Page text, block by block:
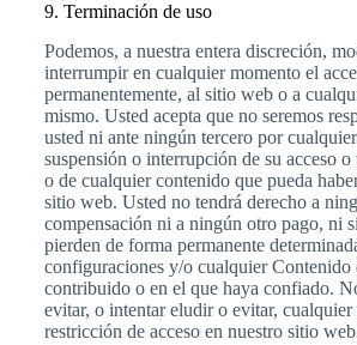
9. Terminación de uso
Podemos, a nuestra entera discreción,
interrumpir en cualquier momento el
permanentemente, al sitio web o a
mismo. Usted acepta que no seremos
usted ni ante ningún tercero por
suspensión o interrupción de su acceso
o de cualquier contenido que pueda
sitio web. Usted no tendrá derecho a
compensación ni a ningún otro pago, ni
pierden de forma permanente
configuraciones y/o cualquier Contenido
contribuido o en el que haya confiado.
evitar, o intentar eludir o evitar, cualquier
restricción de acceso en nuestro sitio